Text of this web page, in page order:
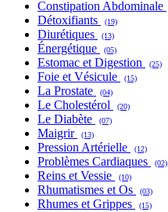
Constipation Abdominale
Détoxifiants (19)
Diurétiques (13)
Énergétique (05)
Estomac et Digestion (25)
Foie et Vésicule (15)
La Prostate (04)
Le Cholestérol (20)
Le Diabète (07)
Maigrir (13)
Pression Artérielle (12)
Problèmes Cardiaques (02)
Reins et Vessie (10)
Rhumatismes et Os (03)
Rhumes et Grippes (15)